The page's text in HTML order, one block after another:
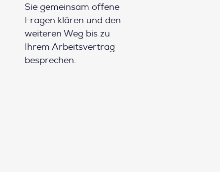
Sie gemeinsam offene
Fragen klären und den
weiteren Weg bis zu
Ihrem Arbeitsvertrag
besprechen.